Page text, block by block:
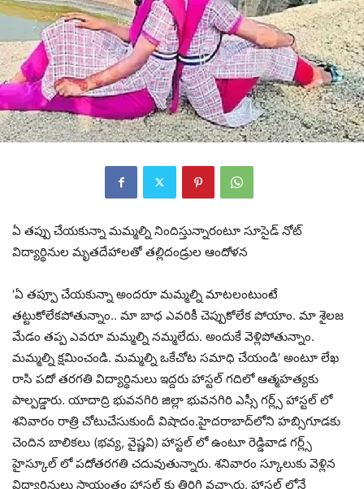
ఏ తప్పు చేయకున్నా మమ్మల్ని నిందిస్తున్నారంటూ సూసైడ్ నోట్
విద్యార్థినుల మృతదేహాలతో తల్లిదండ్రుల ఆందోళన
‘ఏ తప్పూ చేయకున్నా అందరూ మమ్మల్ని మాటలంటుంటే
తట్టుకోలేకపోతున్నాం.. మా బాధ ఎవరికీ చెప్పుకోలేక పోయాం. మా శైలజ
మేడం తప్ప ఎవరూ మమ్మల్ని నమ్మలేదు. అందుకే వెళ్లిపోతున్నాం.
మమ్మల్ని క్షమించండి. మమ్మల్ని ఒకేచోట సమాధి చేయండి’ అంటూ లేఖ
రాసి పదో తరగతి విద్యార్థినులు ఇద్దరు హాస్టల్ గదిలో ఆత్మహత్యకు
పాల్పడ్డారు. యాదాద్రి భువనగిరి జిల్లా భువనగిరి ఎస్సీ గర్ల్స్ హాస్టల్ లో
శనివారం రాత్రి చోటుచేసుకుందీ విషాదం.హైదరాబాద్‌లోని హబ్సిగూడకు
చెందిన బాలికలు (భవ్య, వైష్ణవి) హాస్టల్ లో ఉంటూ రెడ్డివాడ గర్ల్స్
హైస్కూల్ లో పదోతరగతి చదువుతున్నారు. శనివారం స్కూలుకు వెళ్లిన
విద్యార్థినులు సాయంత్రం హాస్టల్ కు తిరిగి వచ్చారు. హాస్టల్ లోనే